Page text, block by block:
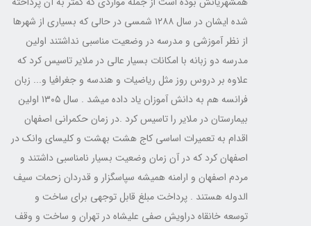
شده ایشان در سال ۱۲۸۸ شمسی در حالی که بسیاری از شهرها
از نظر آموزشی و مدرسه در وضعیت مناسبی نداشتند اولین
مدرسه دو زبانه با امکانات بسیار عالی در ملایر تاسیس کرد که
علاوه بر دروس روز مثل ریاضیات و هندسه و جغرافیا و... زبان
فرانسه هم به دانش آموزان یاد داده میشد . سال ۱۳۰۵ اولین
بیمارستان در ملایر را تاسیس کرد .در زمان حکمرانی اصفهان
اقدام به تعمیرات اساسی کاج هشت بهشت و کلیسای وانک در
اصفهان کرد که در آن زمان وضعیت بسیار نامناسبی داشتند و
مردم اصفهان و ارامنه همیشه سپاسگزار و قدردان زحمات سیف
الدوله هستند . پرداخت مبلغ قابل توجهی برای ساخت و
توسعه خانقاه دراویش صفی علیشاه در تهران و ساخت و وقف